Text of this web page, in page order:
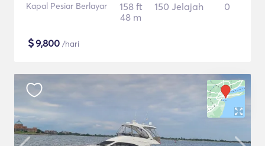
Kapal Pesiar Berlayar
158 ft
48 m
150 Jelajah 0
$9,800 /hari